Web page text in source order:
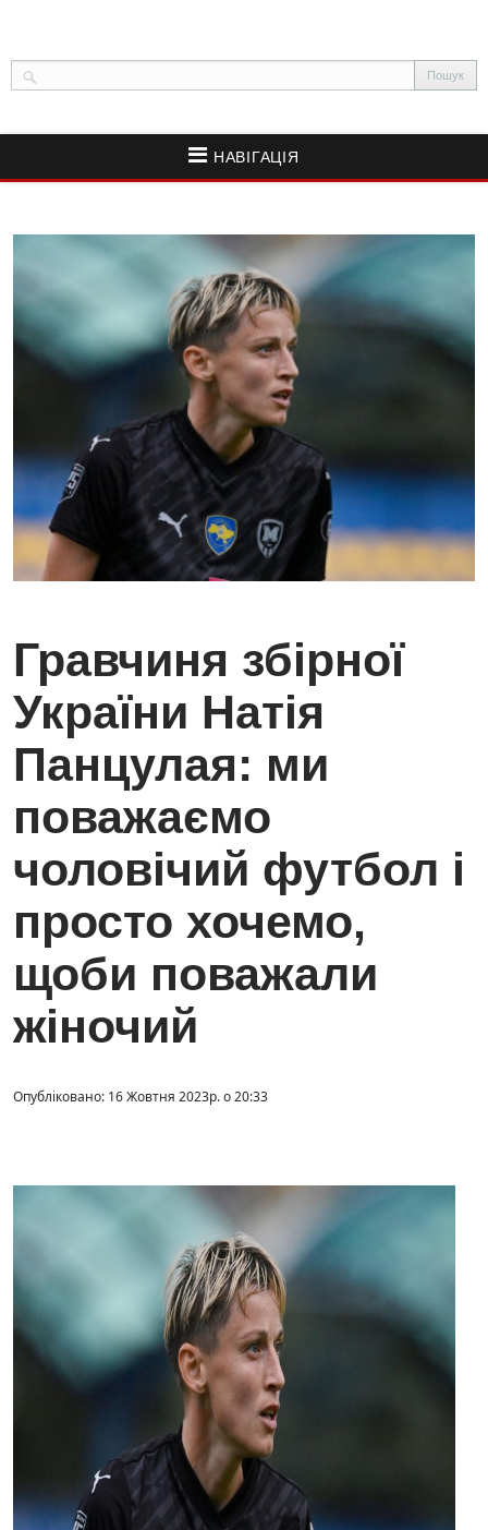
НАВІГАЦІЯ
Гравчиня збірної
України Натія
Панцулая: ми
поважаємо
чоловічий футбол і
просто хочемо,
щоби поважали
жіночий
Опубліковано: 16 Жовтня 2023р. о 20:33